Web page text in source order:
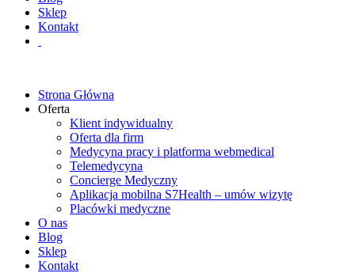
Sklep
Kontakt
Strona Główna
Oferta
Klient indywidualny
Oferta dla firm
Medycyna pracy i platforma webmedical
Telemedycyna
Concierge Medyczny
Aplikacja mobilna S7Health – umów wizytę
Placówki medyczne
O nas
Blog
Sklep
Kontakt